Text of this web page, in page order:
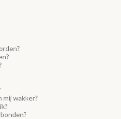
mij wakker?